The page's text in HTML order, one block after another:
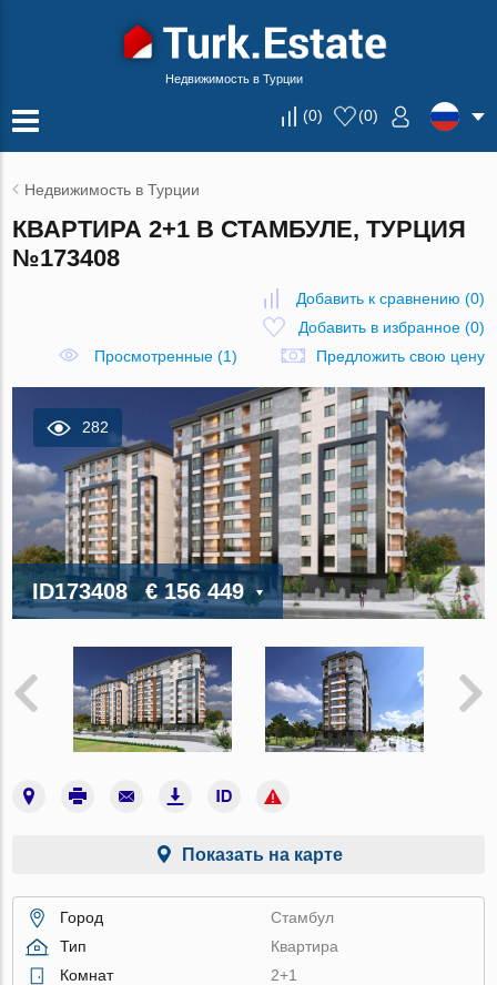
Недвижимость в Турции
(0) (0)
Недвижимость в Турции
КВАРТИРА 2+1 В СТАМБУЛЕ, ТУРЦИЯ
№173408
Добавить к сравнению (0)
Добавить в избранное(0)
Просмотренные (1)
Предложить свою цену
282
ID173408 € 156 449
Показать на карте
Город
Стамбул
Тип
Квартира
Комнат
2+1